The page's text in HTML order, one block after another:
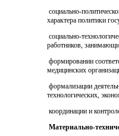
социально-
характера политики
социально-
работников,
формировании
медицинских
формализации
технологических,
координации и
Материально-